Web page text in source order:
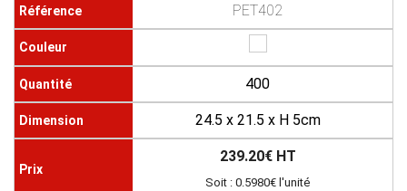
PET402
400
24.5 x 21.5 x H 5cm
239.20€ HT
Soit : 0.5980€ l'unité